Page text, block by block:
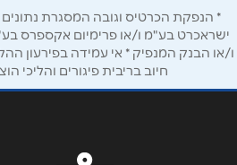
נושא*
אנא חזרו אלי בקשר ל...
* הנפקת הכרטיס וגובה המסגרת
ישראכרט בע"מ ו/או פרימיום אקספרס
ו/או הבנק המנפיק * אי עמידה בפירעון
חיוב בריבית פיגורים והליכי